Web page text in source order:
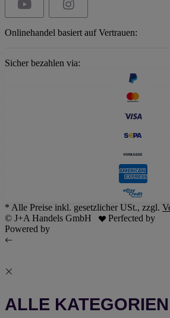
Onlinehandel basiert auf Vertrauen:
Sicher bezahlen via:
* Alle Preise inkl. gesetzlicher USt., zzgl.
© J+A Handels GmbH
Perfected by
Powered by
ALLE KATEGORIEN